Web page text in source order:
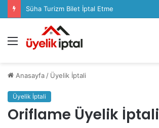
Süha Turizm Bilet İptal Etme
Menü
Anasayfa / Üyelik İptali
Üyelik İptali
Oriflame Üyelik İptali